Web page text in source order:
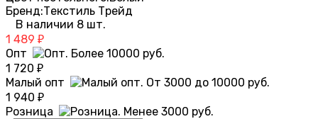
Бренд:Текстиль Трейд
В наличии 8 шт.
1 489 ₽
Опт
1 720 ₽
Малый опт
1 940 ₽
Розница